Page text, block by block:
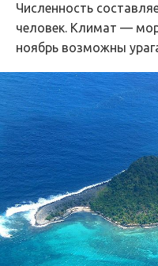
Численность
человек. Климат —
ноябрь возможны